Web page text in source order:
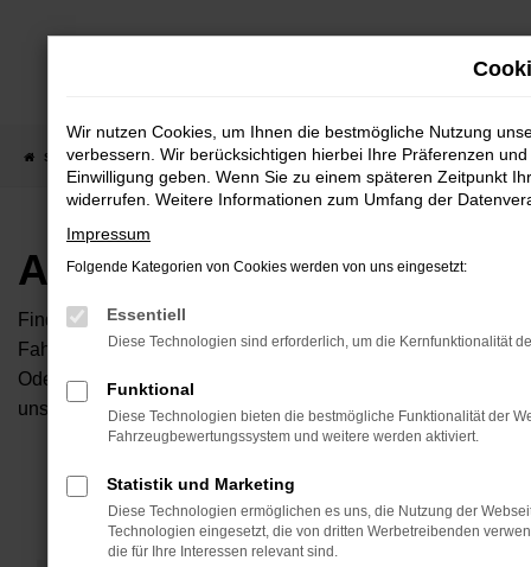
Zum
Startseite Fahrzeugangebote Autobörse
Autobörse
Finden Sie Ihren neuen Traumwagen bei uns. Dafür haben
Fahrzeuge an, die bei uns auf dem Hof stehen. Dann
Oder Sie klicken auf den Button Autobörse und Sie haben
unserem Händlernetzwerk. Diese Fahrzeuge können wir
Wir nutzen Cookies, um Ihnen die bestmögliche Nutzung
verbessern. Wir berücksichtigen hierbei Ihre Präferenzen
Einwilligung geben. Wenn Sie zu einem späteren Zeitpunkt
widerrufen. Weitere Informationen zum Umfang der
Impressum
Folgende Kategorien von Cookies werden von uns eingesetzt:
Essentiell
Diese Technologien sind erforderlich, um die Kernfunktionalität
Funktional
Diese Technologien bieten die bestmögliche Funktionalität der
Fahrzeugbewertungssystem und weitere werden aktiviert.
Statistik und Marketing
Diese Technologien ermöglichen es uns, die Nutzung der
Technologien eingesetzt, die von dritten Werbetreibenden
die für Ihre Interessen relevant sind.